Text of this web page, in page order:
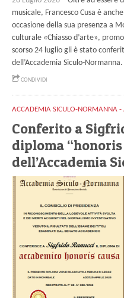
musicale, Francesco Cusa è
occasione della sua presenza a
culturale «Chiasso d’arte»,
scorso 24 luglio gli è stato
dell’Accademia Siculo-
CONDIVIDI
ACCADEMIA SICULO-NORMANNA -
Conferito a
diploma “honoris
dell’Accademia